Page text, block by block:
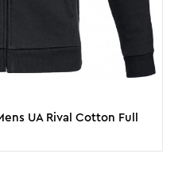
UA Rival Cotton Full